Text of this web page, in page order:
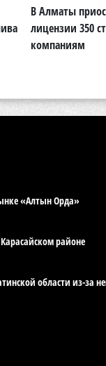
5
5
4
4
В Алматы
лицензии 350
компаниям
«Алтын Орда»
районе
области из-за